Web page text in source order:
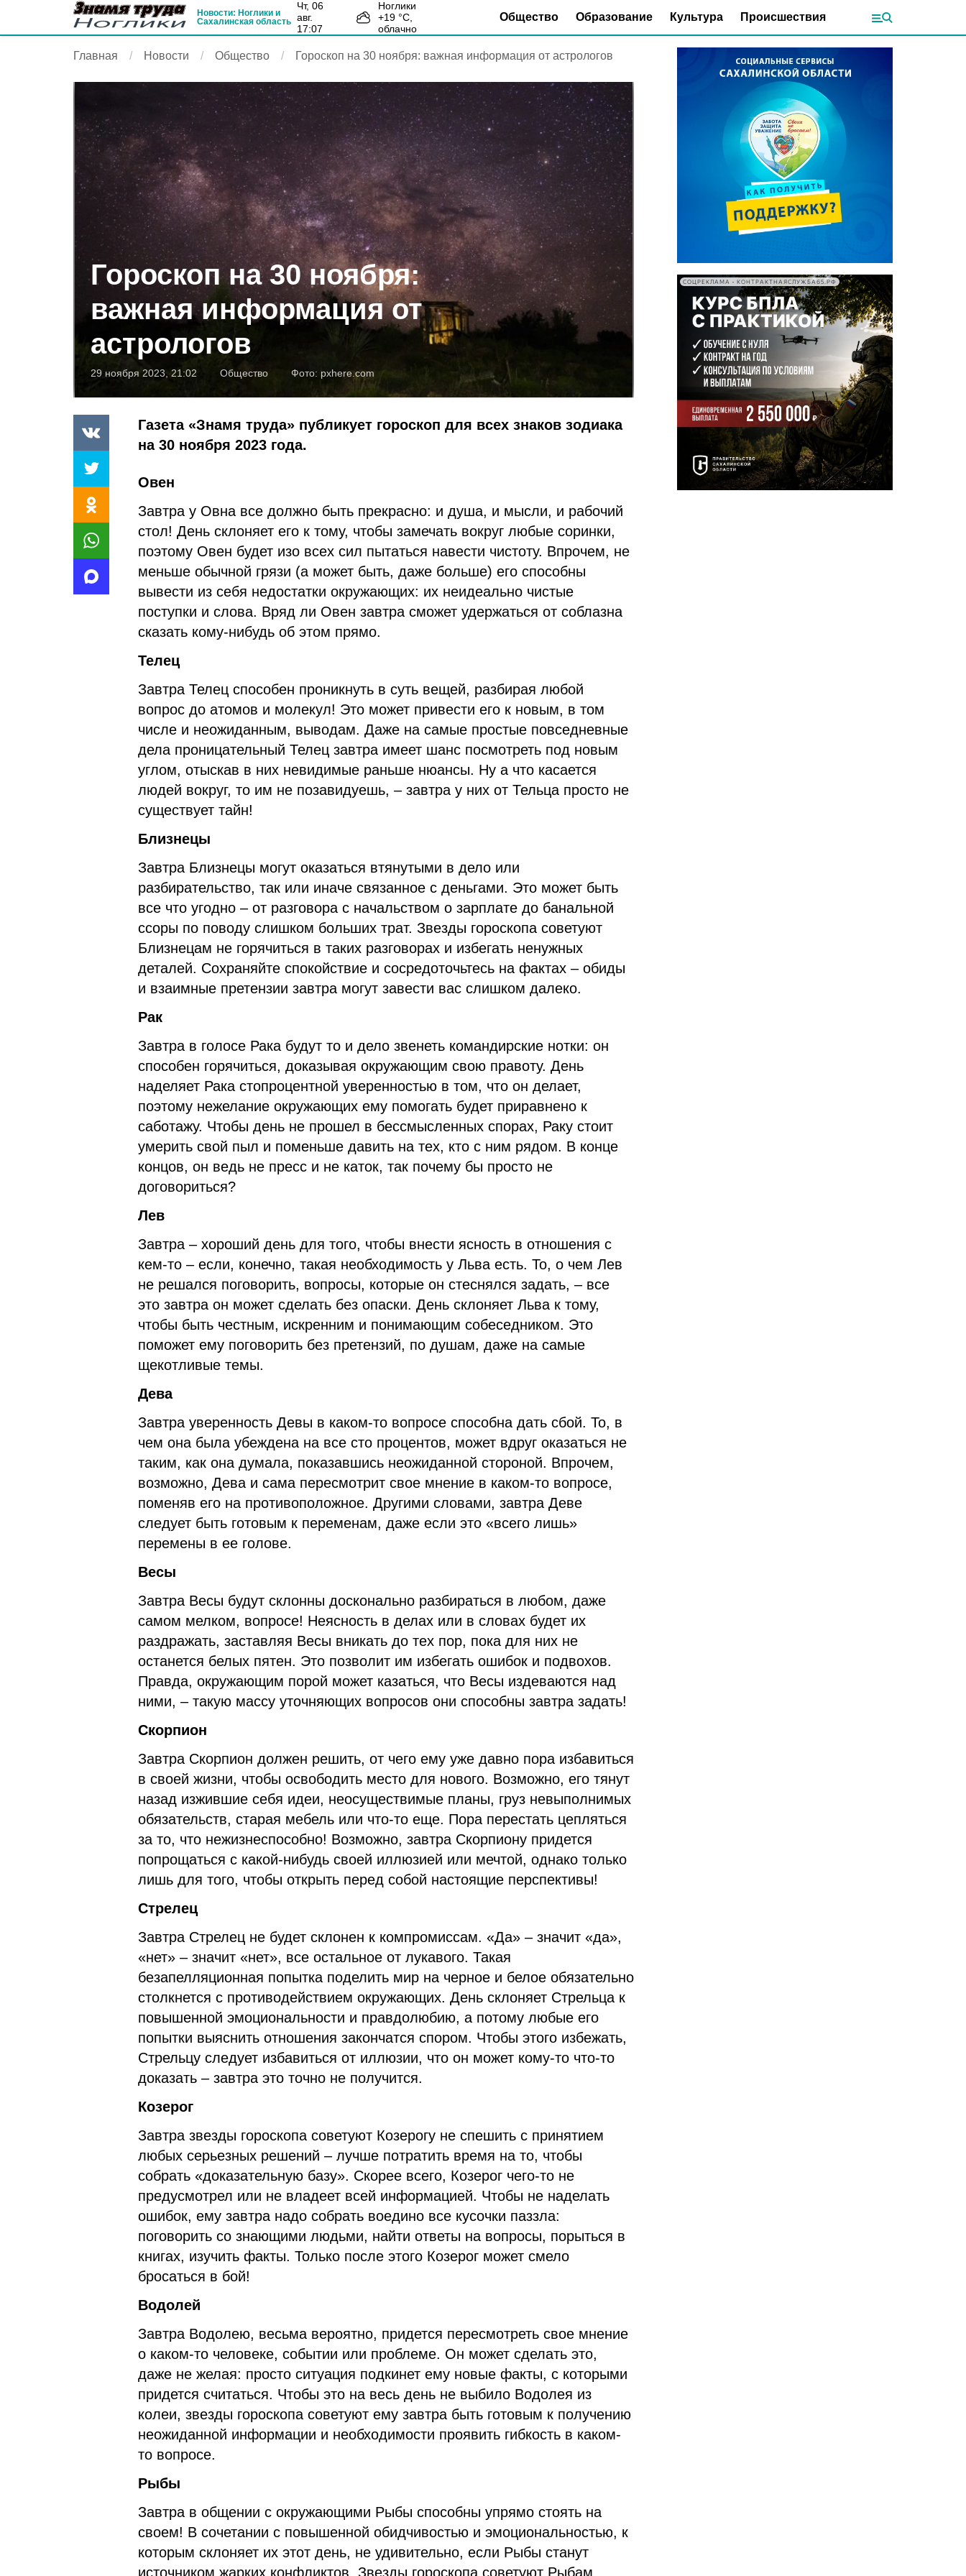
Новости: Ноглики и
Сахалинская область
чт, 06
авг.
17:07
Ноглики
+19°С,
облачно
Общество Образование Культура Происшествия
Главная Новости Общество Гороскоп на 30 ноября: важная информация от астрологов
Гороскоп на 30 ноября:
важная информация от
астрологов
29 ноября 2023, 21:02 Общество Фото: pxhere.com
Газета «Знамя труда» публикует гороскоп для всех знаков зодиака
на 30 ноября 2023 года.
Овен
Завтра у Овна все должно быть прекрасно: и душа, и мысли, и рабочий
стол! День склоняет его к тому, чтобы замечать вокруг любые соринки,
поэтому Овен будет изо всех сил пытаться навести чистоту. Впрочем, не
меньше обычной грязи (а может быть, даже больше) его способны
вывести из себя недостатки окружающих: их неидеально чистые
поступки и слова. Вряд ли Овен завтра сможет удержаться от соблазна
сказать кому-нибудь об этом прямо.
Телец
Завтра Телец способен проникнуть в суть вещей, разбирая любой
вопрос до атомов и молекул! Это может привести его к новым, в том
числе и неожиданным, выводам. Даже на самые простые повседневные
дела проницательный Телец завтра имеет шанс посмотреть под новым
углом, отыскав в них невидимые раньше нюансы. Ну а что касается
людей вокруг, то им не позавидуешь, – завтра у них от Тельца просто не
существует тайн!
Близнецы
Завтра Близнецы могут оказаться втянутыми в дело или
разбирательство, так или иначе связанное с деньгами. Это может быть
все что угодно – от разговора с начальством о зарплате до банальной
ссоры по поводу слишком больших трат. Звезды гороскопа советуют
Близнецам не горячиться в таких разговорах и избегать ненужных
деталей. Сохраняйте спокойствие и сосредоточьтесь на фактах – обиды
и взаимные претензии завтра могут завести вас слишком далеко.
Рак
Завтра в голосе Рака будут то и дело звенеть командирские нотки: он
способен горячиться, доказывая окружающим свою правоту. День
наделяет Рака стопроцентной уверенностью в том, что он делает,
поэтому нежелание окружающих ему помогать будет приравнено к
саботажу. Чтобы день не прошел в бессмысленных спорах, Раку стоит
умерить свой пыл и поменьше давить на тех, кто с ним рядом. В конце
концов, он ведь не пресс и не каток, так почему бы просто не
договориться?
Лев
Завтра – хороший день для того, чтобы внести ясность в отношения с
кем-то – если, конечно, такая необходимость у Льва есть. То, о чем Лев
не решался поговорить, вопросы, которые он стеснялся задать, – все
это завтра он может сделать без опаски. День склоняет Льва к тому,
чтобы быть честным, искренним и понимающим собеседником. Это
поможет ему поговорить без претензий, по душам, даже на самые
щекотливые темы.
Дева
Завтра уверенность Девы в каком-то вопросе способна дать сбой. То, в
чем она была убеждена на все сто процентов, может вдруг оказаться не
таким, как она думала, показавшись неожиданной стороной. Впрочем,
возможно, Дева и сама пересмотрит свое мнение в каком-то вопросе,
поменяв его на противоположное. Другими словами, завтра Деве
следует быть готовым к переменам, даже если это «всего лишь»
перемены в ее голове.
Весы
Завтра Весы будут склонны досконально разбираться в любом, даже
самом мелком, вопросе! Неясность в делах или в словах будет их
раздражать, заставляя Весы вникать до тех пор, пока для них не
останется белых пятен. Это позволит им избегать ошибок и подвохов.
Правда, окружающим порой может казаться, что Весы издеваются над
ними, – такую массу уточняющих вопросов они способны завтра задать!
Скорпион
Завтра Скорпион должен решить, от чего ему уже давно пора избавиться
в своей жизни, чтобы освободить место для нового. Возможно, его тянут
назад изжившие себя идеи, неосуществимые планы, груз невыполнимых
обязательств, старая мебель или что-то еще. Пора перестать цепляться
за то, что нежизнеспособно! Возможно, завтра Скорпиону придется
попрощаться с какой-нибудь своей иллюзией или мечтой, однако только
лишь для того, чтобы открыть перед собой настоящие перспективы!
Стрелец
Завтра Стрелец не будет склонен к компромиссам. «Да» – значит «да»,
«нет» – значит «нет», все остальное от лукавого. Такая
безапелляционная попытка поделить мир на черное и белое обязательно
столкнется с противодействием окружающих. День склоняет Стрельца к
повышенной эмоциональности и правдолюбию, а потому любые его
попытки выяснить отношения закончатся спором. Чтобы этого избежать,
Стрельцу следует избавиться от иллюзии, что он может кому-то что-то
доказать – завтра это точно не получится.
Козерог
Завтра звезды гороскопа советуют Козерогу не спешить с принятием
любых серьезных решений – лучше потратить время на то, чтобы
собрать «доказательную базу». Скорее всего, Козерог чего-то не
предусмотрел или не владеет всей информацией. Чтобы не наделать
ошибок, ему завтра надо собрать воедино все кусочки паззла:
поговорить со знающими людьми, найти ответы на вопросы, порыться в
книгах, изучить факты. Только после этого Козерог может смело
бросаться в бой!
Водолей
Завтра Водолею, весьма вероятно, придется пересмотреть свое мнение
о каком-то человеке, событии или проблеме. Он может сделать это,
даже не желая: просто ситуация подкинет ему новые факты, с которыми
придется считаться. Чтобы это на весь день не выбило Водолея из
колеи, звезды гороскопа советуют ему завтра быть готовым к получению
неожиданной информации и необходимости проявить гибкость в каком-
то вопросе.
Рыбы
Завтра в общении с окружающими Рыбы способны упрямо стоять на
своем! В сочетании с повышенной обидчивостью и эмоциональностью, к
которым склоняет их этот день, не удивительно, если Рыбы станут
источником жарких конфликтов. Звезды гороскопа советуют Рыбам
СОЦРЕКЛАМА • КОНТРАКТНАЯСЛУЖБА65.РФ